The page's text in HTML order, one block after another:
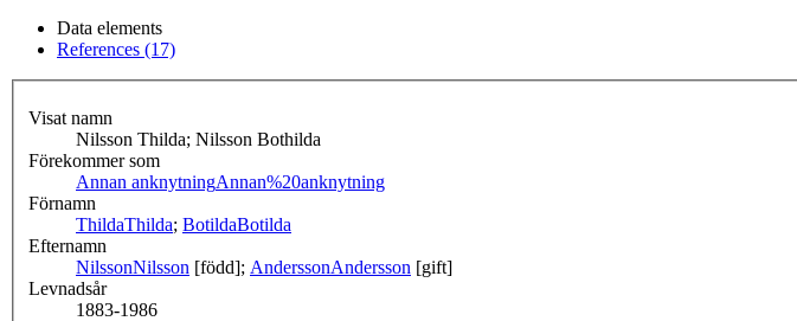
Data elements
References (17)
Visat namn
Nilsson Thilda; Nilsson Bothilda
Förekommer som
Annan anknytningAnnan%20anknytning
Förnamn
ThildaThilda; BotildaBotilda
Efternamn
NilssonNilsson [född]; AnderssonAndersson [gift]
Levnadsår
1883-1986